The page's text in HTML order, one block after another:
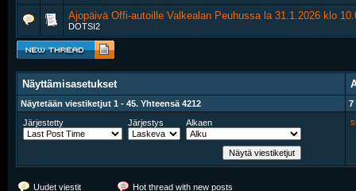
Ajopäivä Offi-autoille Valkealan Peuhussa la 31.1.2026 klo
DOTSI2
Näyttämisasetukset
Näytetään viestiketjut 1 - 45. Yhteensä 4212
7
Järjestetty
Järjestys Alkaen
Uudet viestit
Hot thread with new posts